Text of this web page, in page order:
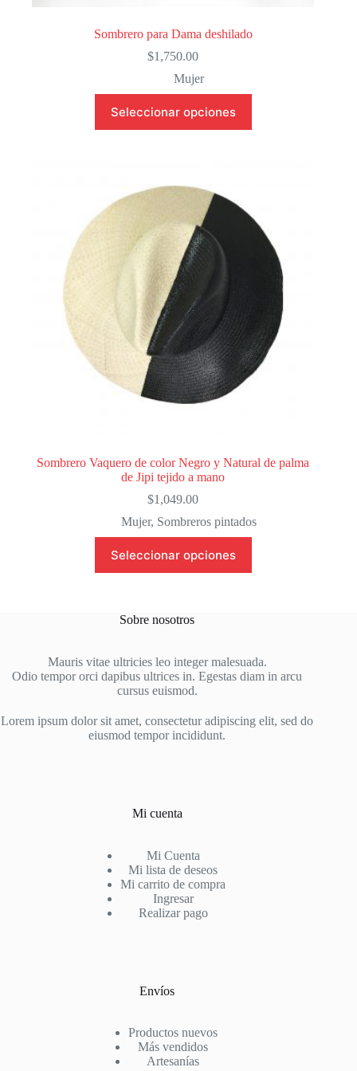
Sombrero para Dama deshilado
$1,750.00
Mujer
Seleccionar opciones
producto
tiene
opciones
pueden
elegir
la
página
de
producto
Sombrero Vaquero de color Negro y Natural de palma
de Jipi tejido a mano
$1,049.00
Mujer, Sombreros pintados
Seleccionar opciones
producto
tiene
Las
pueden
elegir
en
página
de
producto
Sobre nosotros
Mauris vitae ultricies leo integer malesuada.
Odio tempor orci dapibus ultrices in. Egestas diam in arcu
cursus euismod.
Lorem ipsum dolor sit amet, consectetur adipiscing elit, sed do
eiusmod tempor incididunt.
Mi cuenta
Mi Cuenta
Mi lista de deseos
Mi carrito de compra
Ingresar
Realizar pago
Envíos
Productos nuevos
Más vendidos
Artesanías